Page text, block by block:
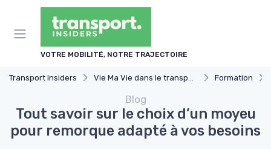
VOTRE MOBILITÉ, NOTRE TRAJECTOIRE
Transport Insiders Vie Ma Vie dans le transport Formation
Blog
Tout savoir sur le choix d’un moyeu
pour remorque adapté à vos besoins
Panneau de gestion des cookies